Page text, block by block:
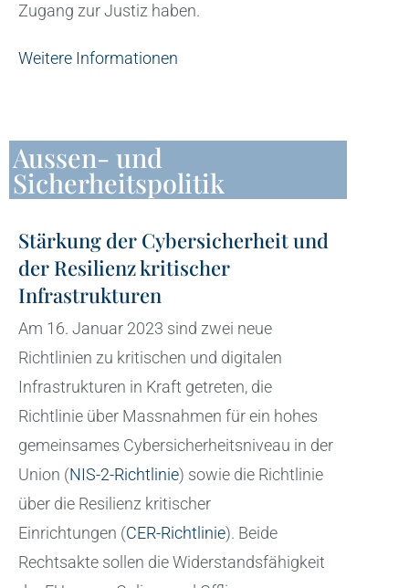
Zugang zur Justiz haben.
Weitere Informationen
Aussen- und
Sicherheitspolitik
Stärkung der Cybersicherheit und
der Resilienz kritischer
Infrastrukturen
Am 16. Januar 2023 sind zwei neue
Richtlinien zu kritischen und digitalen
Infrastrukturen in Kraft getreten, die
Richtlinie über Massnahmen für ein hohes
gemeinsames Cybersicherheitsniveau in der
Union (NIS-2-Richtlinie) sowie die Richtlinie
über die Resilienz kritischer
Einrichtungen (CER-Richtlinie). Beide
Rechtsakte sollen die Widerstandsfähigkeit